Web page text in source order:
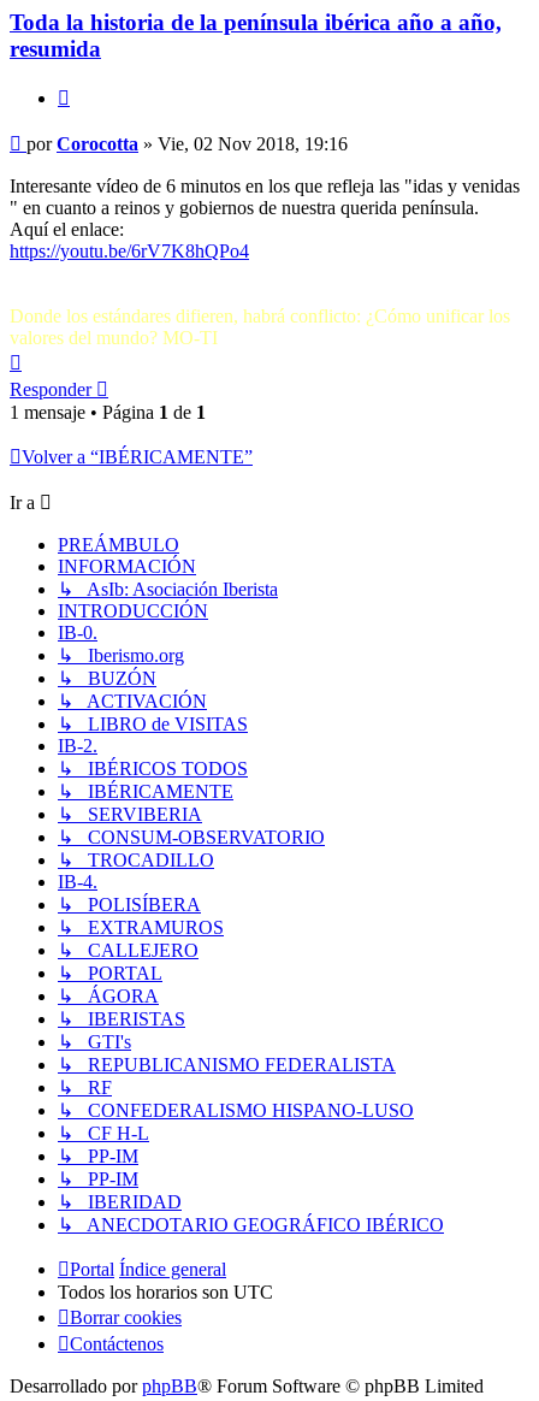
Toda la historia de la península ibérica año a año,
resumida
Mensaje
porCorocotta » Vie, 02 Nov 2018, 19:16
Interesante vídeo de 6 minutos en los que refleja las "idas y venidas
" en cuanto a reinos y gobiernos de nuestra querida península.
Aquí el enlace:
https://youtu.be/6rV7K8hQPo4
Donde los estándares difieren, habrá conflicto: ¿Cómo unificar los
valores del mundo? MO-TI
Responder
1 mensaje • Página 1 de 1
Volver a “IBÉRICAMENTE”
Ir a
PREÁMBULO
INFORMACIÓN
↳ AsIb: Asociación Iberista
INTRODUCCIÓN
IB-0.
↳ Iberismo.org
↳ BUZÓN
↳ ACTIVACIÓN
↳ LIBRO de VISITAS
IB-2.
↳ IBÉRICOS TODOS
↳ IBÉRICAMENTE
↳ SERVIBERIA
↳ CONSUM-OBSERVATORIO
↳ TROCADILLO
IB-4.
↳ POLISÍBERA
↳ EXTRAMUROS
↳ CALLEJERO
↳ PORTAL
↳ ÁGORA
↳ IBERISTAS
↳ GTI's
↳ REPUBLICANISMO FEDERALISTA
↳ RF
↳ CONFEDERALISMO HISPANO-LUSO
↳ CF H-L
↳ PP-IM
↳ PP-IM
↳ IBERIDAD
↳ ANECDOTARIO GEOGRÁFICO IBÉRICO
Portal Índice general
Todos los horarios son UTC
Borrar cookies
Contáctenos
Desarrollado porphpBB® Forum Software © phpBB Limited